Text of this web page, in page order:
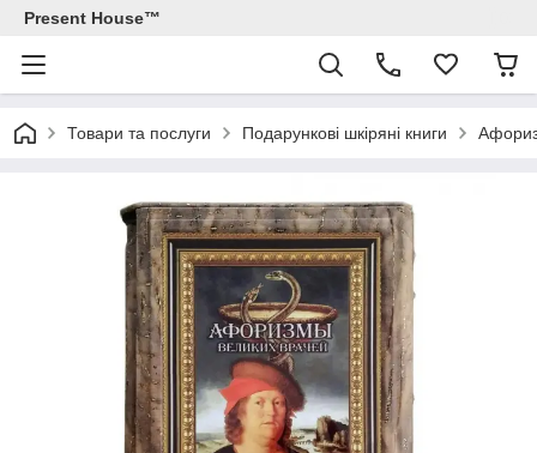
Present House™
Товари та послуги Подарункові шкіряні книги